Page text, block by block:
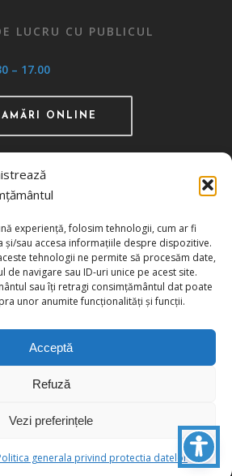
experiență, folosim tehnologii, cum ar fi
și/sau accesa informațiile despre dispozitive.
tehnologii ne permite să procesăm date,
de navigare sau ID-uri unice pe acest site.
sau îți retragi consimțământul dat poate
unor anumite funcționalități și funcții.
Acceptă
Refuză
Vezi preferințele
generala privind protectia datelor
LUCRU CU PUBLICUL
– 17.00
ONLINE
publicată în MO nr.
Rights Reserved.
linkedintwitter tiktok phone email